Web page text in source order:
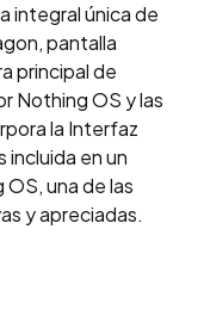
integral única de
pantalla
principal de
Nothing OS y las
la Interfaz
incluida en un
una de las
y apreciadas.